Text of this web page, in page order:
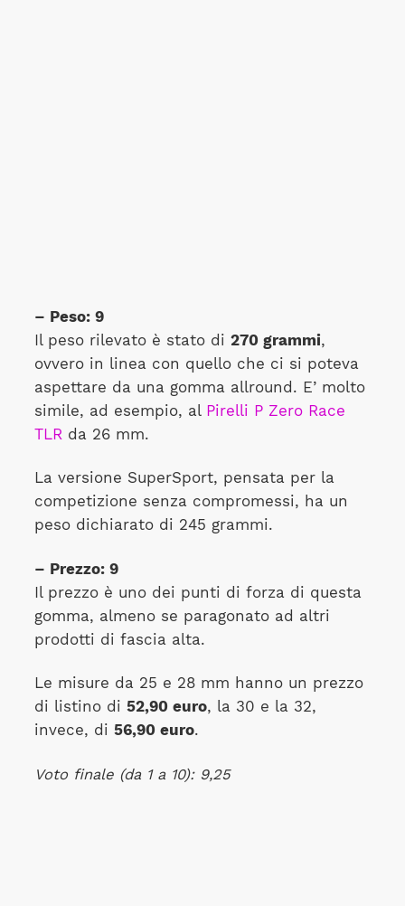
– Peso: 9
Il peso rilevato è stato di 270 grammi,
ovvero in linea con quello che ci si poteva
aspettare da una gomma allround. E’ molto
simile, ad esempio, al Pirelli P Zero Race
TLR da 26 mm.
La versione SuperSport, pensata per la
competizione senza compromessi, ha un
peso dichiarato di 245 grammi.
– Prezzo: 9
Il prezzo è uno dei punti di forza di questa
gomma, almeno se paragonato ad altri
prodotti di fascia alta.
Le misure da 25 e 28 mm hanno un prezzo
di listino di 52,90 euro, la 30 e la 32,
invece, di 56,90 euro.
Voto finale (da 1 a 10): 9,25